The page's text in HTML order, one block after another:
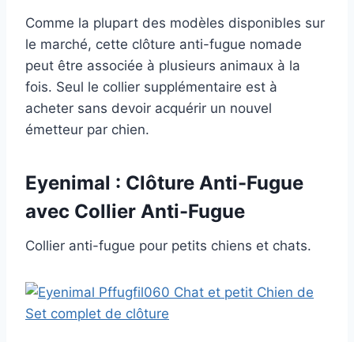
Comme la plupart des modèles disponibles sur
le marché, cette clôture anti-fugue nomade
peut être associée à plusieurs animaux à la
fois. Seul le collier supplémentaire est à
acheter sans devoir acquérir un nouvel
émetteur par chien.
Eyenimal : Clôture Anti-Fugue
avec Collier Anti-Fugue
Collier anti-fugue pour petits chiens et chats.